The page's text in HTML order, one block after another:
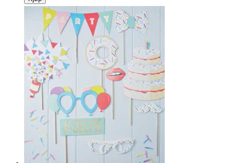
Amaryllis
Dekorativ kunstig amaryllis som pynter opp år etter år.
info
299
Kjøp